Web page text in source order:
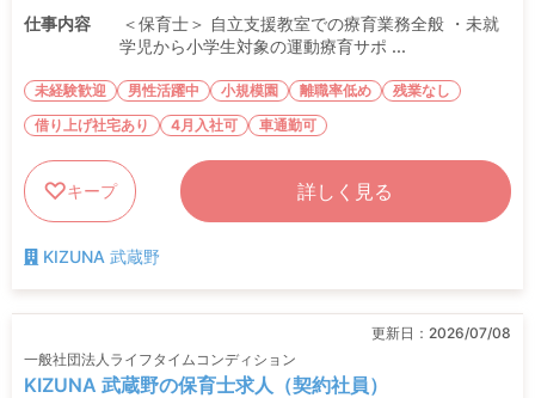
仕事内容
＜保育士＞ 自立支援教室での療育業務全般 ・未就
学児から小学生対象の運動療育サポ ...
未経験歓迎 男性活躍中 小規模園 離職率低め
残業なし
借り上げ社宅あり
4月入社可 車通勤可
キープ 詳しく見る
KIZUNA 武蔵野
更新日： 2026/07/08
一般社団法人ライフタイムコンディション
KIZUNA 武蔵野の保育士求人（契約社員）